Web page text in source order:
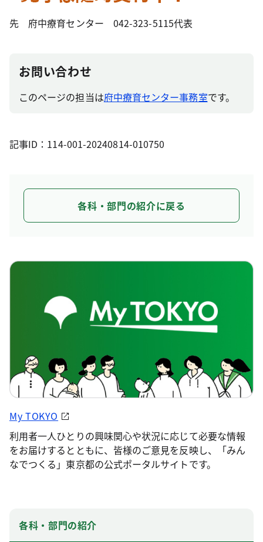
先 府中療育センター 042-323-5115代表
お問い合わせ
このページの担当は府中療育センター事務室です。
記事ID：114-001-20240814-010750
各科・部門の紹介に戻る
My TOKYO
利用者一人ひとりの興味関心や状況に応じて必要な情報
をお届けするとともに、皆様のご意見を反映し、「みん
なでつくる」東京都の公式ポータルサイトです。
各科・部門の紹介